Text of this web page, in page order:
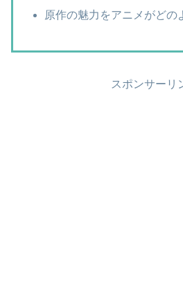
原作の魅力をアニメがどの
スポンサーリ